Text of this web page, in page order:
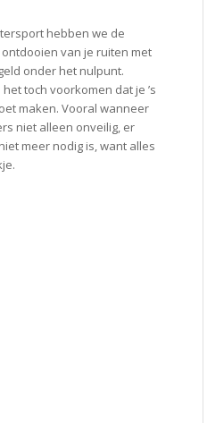
hebben we de
van je ruiten met
onder het nulpunt.
toch voorkomen dat je ’s
maken. Vooral wanneer
niet alleen onveilig, er
meer nodig is, want alles